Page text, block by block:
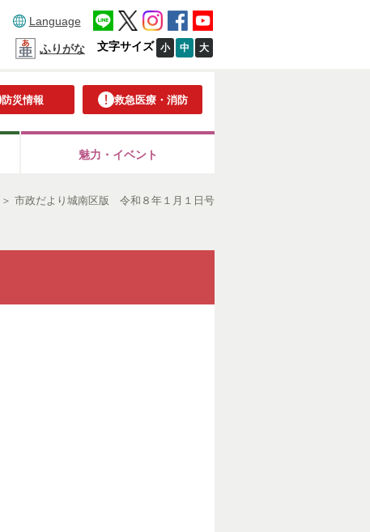
Language
ふりがな 文字サイズ 小 中 大
防災情報 救急医療・消防
魅力・イベント
＞ 市政だより城南区版 令和８年１月１日号